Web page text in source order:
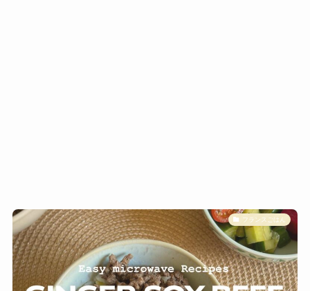
フランスごはん